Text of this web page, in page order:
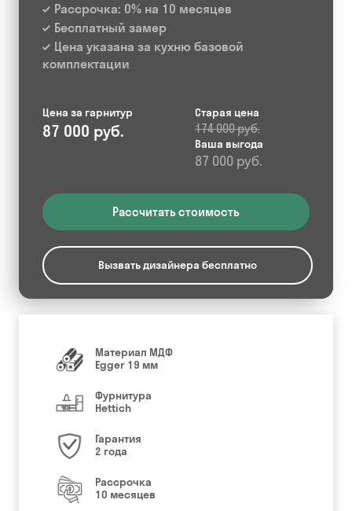
Рассрочка: 0% на 10 месяцев
Бесплатный замер
Цена указана за кухню базовой
комплектации
Цена за гарнитур
87 000 руб.
Старая цена
174 000 руб.
Ваша выгода
87 000 руб.
Рассчитать стоимость
Вызвать дизайнера бесплатно
Материал МДФ
Egger 19 мм
Фурнитура
Hettich
Гарантия
2 года
Рассрочка
10 месяцев